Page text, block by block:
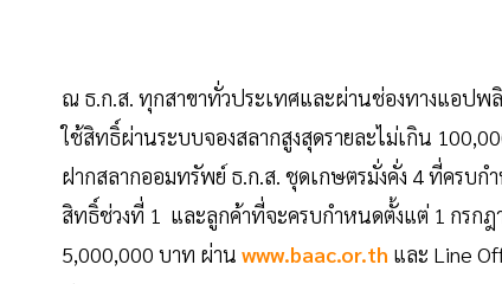
ณ ธ.ก.ส. ทุกสาขาทั่วประเทศและผ่านช่องทางแอปพ
ใช้สิทธิ์ผ่านระบบจองสลากสูงสุดรายละไม่เกิน
ฝากสลากออมทรัพย์ ธ.ก.ส. ชุดเกษตรมั่งคั่ง 4 ที่ครบ
สิทธิ์ช่วงที่ 1 และลูกค้าที่จะครบกำหนดตั้งแต่ 1 กรกฎ
5,000,000 บาท ผ่าน www.baac.or.th และ Line